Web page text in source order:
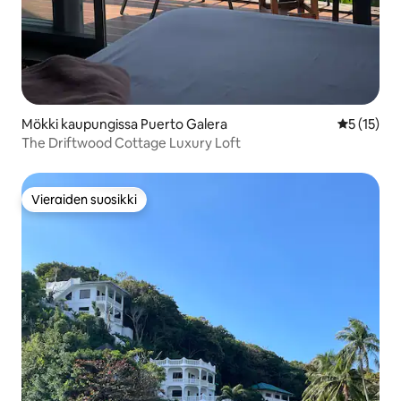
Mökki kaupungissa Puerto Galera
5 (15)
The Driftwood Cottage Luxury Loft
Vieraiden suosikki
Vieraiden suosikki